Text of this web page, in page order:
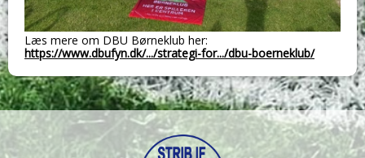
Læs mere om DBU Børneklub her:
https://www.dbufyn.dk/.../strategi-for.../dbu-boerneklub/